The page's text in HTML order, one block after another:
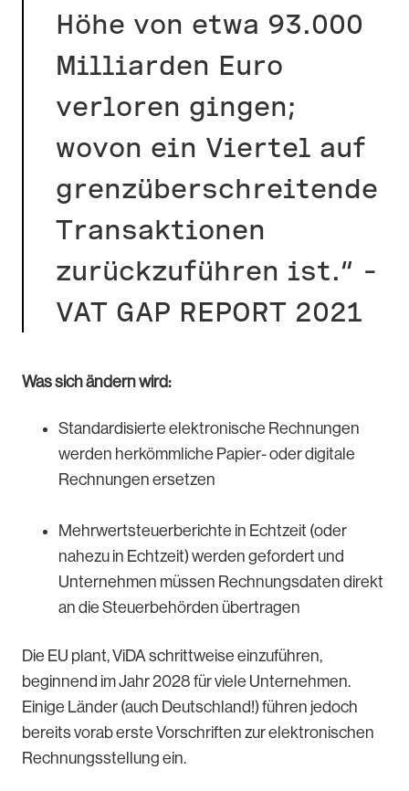
Höhe von etwa 93.000
Milliarden Euro
verloren gingen;
wovon ein Viertel auf
grenzüberschreitende
Transaktionen
zurückzuführen ist.“ –
VAT GAP REPORT 2021
Was sich ändern wird:
Standardisierte elektronische Rechnungen
werden herkömmliche Papier- oder digitale
Rechnungen ersetzen
Mehrwertsteuerberichte in Echtzeit (oder
nahezu in Echtzeit) werden gefordert und
Unternehmen müssen Rechnungsdaten direkt
an die Steuerbehörden übertragen
Die EU plant, ViDA schrittweise einzuführen,
beginnend im Jahr 2028 für viele Unternehmen.
Einige Länder (auch Deutschland!) führen jedoch
bereits vorab erste Vorschriften zur elektronischen
Rechnungsstellung ein.